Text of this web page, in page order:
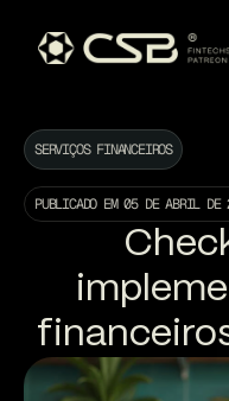
SERVIÇOS FINANCEIROS
PUBLICADO EM 05 DE ABRIL DE